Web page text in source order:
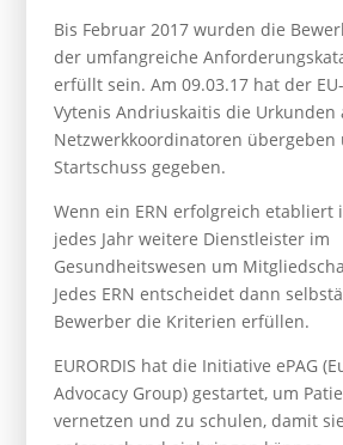
Bis Februar 2017 wurden die
der umfangreiche
erfüllt sein. Am 09.03.17 hat der
Vytenis Andriuskaitis die Urkunden
Netzwerkkoordinatoren übergeben
Startschuss gegeben.
Wenn ein ERN erfolgreich etabliert
jedes Jahr weitere Dienstleister im
Gesundheitswesen um
Jedes ERN entscheidet dann
Bewerber die Kriterien erfüllen.
EURORDIS hat die Initiative ePAG
Advocacy Group) gestartet, um
vernetzen und zu schulen, damit